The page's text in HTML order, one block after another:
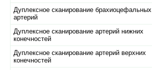
Дуплексное сканирование брахиоцефальных
артерий
Дуплексное сканирование артерий нижних
конечностей
Дуплексное сканирование артерий верхних
конечностей